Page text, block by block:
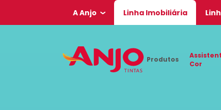
A Anjo Linha Imobiliária
Produtos
Cor